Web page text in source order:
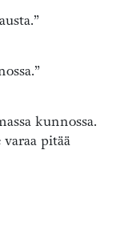
kunnossa.
pitää